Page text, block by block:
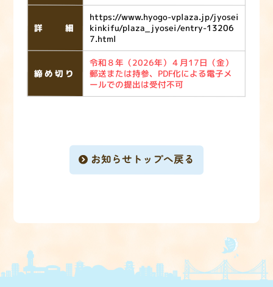
詳細
https://www.hyogo-vplaza.jp/jyosei
kinkifu/plaza_jyosei/entry-13206
7.html
締め切り
令和８年（2026年）４月17日（金）
郵送または持参、PDF化による電子メ
ールでの提出は受付不可
お知らせトップへ戻る